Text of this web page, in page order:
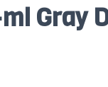
Gray